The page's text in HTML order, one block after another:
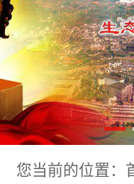
您当前的位置：